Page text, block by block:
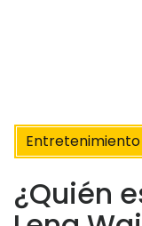
Entretenimiento
¿Quién